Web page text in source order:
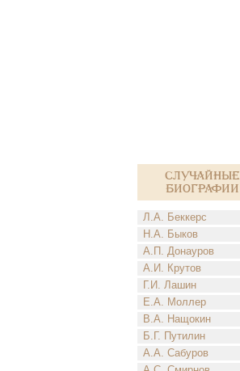
Случайные
биографии
Л.А. Беккерс
Н.А. Быков
А.П. Донауров
А.И. Крутов
Г.И. Лашин
Е.А. Моллер
В.А. Нащокин
Б.Г. Путилин
А.А. Сабуров